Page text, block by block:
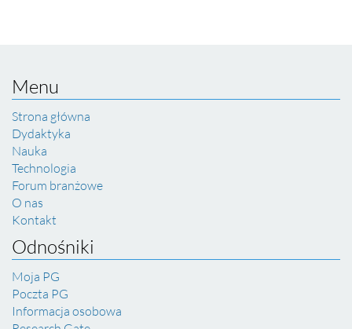
Menu
Strona główna
Dydaktyka
Nauka
Technologia
Forum branżowe
O nas
Kontakt
Odnośniki
Moja PG
Poczta PG
Informacja osobowa